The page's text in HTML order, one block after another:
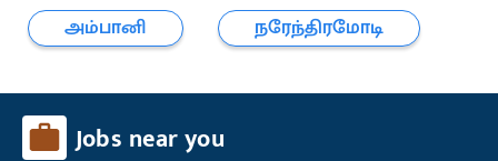
அம்பானி
நரேந்திரமோடி
Jobs near you